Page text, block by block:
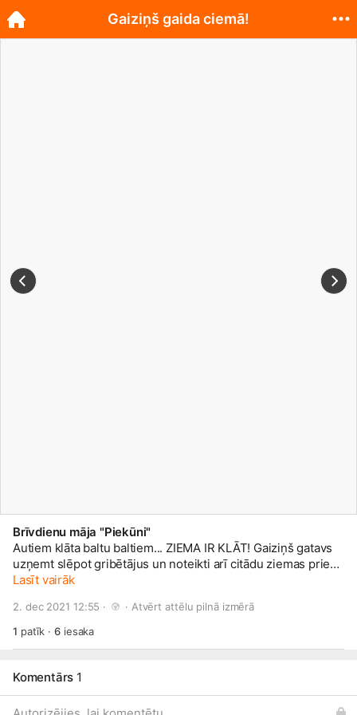
Brīvdienu māja "Piekūni"
Autiem klāta baltu baltiem... ZIEMA IR KLĀT! Gaiziņš gatavs
uzņemt slēpot gribētājus un noteikti arī citādu ziemas prieku
cienītājus. Te
Lasīt vairāk
2. dec 2021 12:55 · · Atvērt attēlu pilnā izmērā
1 patīk ·6iesaka
Komentārs 1
Gaiziņš gaida ciemā!